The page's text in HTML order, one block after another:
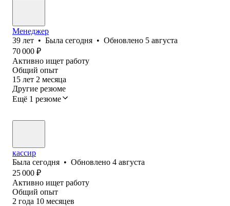
Менеджер
39 лет • Была сегодня • Обновлено 5 августа
70 000 ₽
Активно ищет работу
Общий опыт
15 лет 2 месяца
Другие резюме
Ещё 1 резюме
кассир
Была сегодня • Обновлено 4 августа
25 000 ₽
Активно ищет работу
Общий опыт
2 года 10 месяцев